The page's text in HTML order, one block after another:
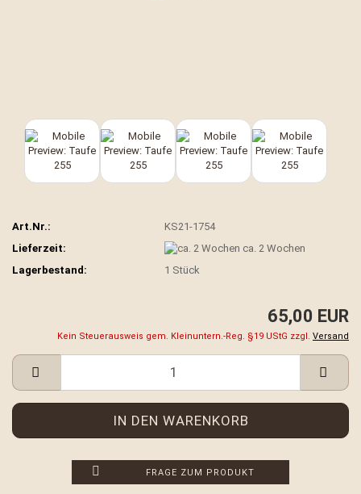
Art.Nr.:
KS21-1754
Lieferzeit:
ca. 2 Wochen
Lagerbestand:
1 Stück
65,00 EUR
Kein Steuerausweis gem. Kleinuntern.-Reg. §19 UStG zzgl. Versand
FRAGE ZUM PRODUKT